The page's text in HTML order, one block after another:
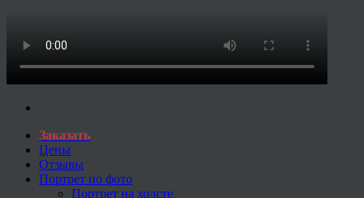
Заказать
Цены
Отзывы
Портрет по фото
Портрет на холсте